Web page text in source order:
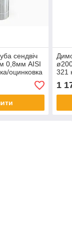
сендвіч
0,8мм AISI
оцинковка
321
1